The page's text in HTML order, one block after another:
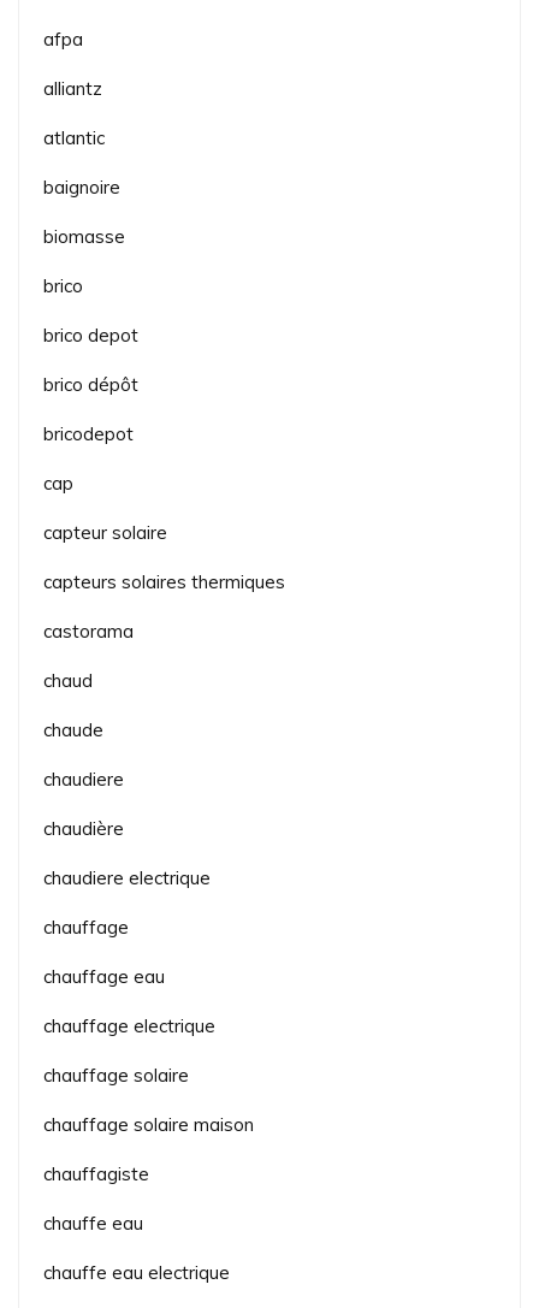
afpa
alliantz
atlantic
baignoire
biomasse
brico
brico depot
brico dépôt
bricodepot
cap
capteur solaire
capteurs solaires thermiques
castorama
chaud
chaude
chaudiere
chaudière
chaudiere electrique
chauffage
chauffage eau
chauffage electrique
chauffage solaire
chauffage solaire maison
chauffagiste
chauffe eau
chauffe eau electrique